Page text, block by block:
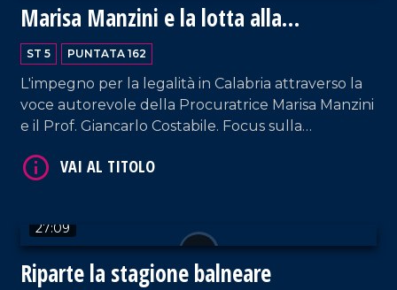
Marisa Manzini e la lotta alla
'Ndrangheta
ST 5 PUNTATA 162
L'impegno per la legalità in Calabria attraverso la
voce autorevole della Procuratrice Marisa Manzini
e il Prof. Giancarlo Costabile. Focus sulla
valori e sulla necessità di costruire una vera e
27:09
Riparte la stagione balneare
VAI AL TITOLO